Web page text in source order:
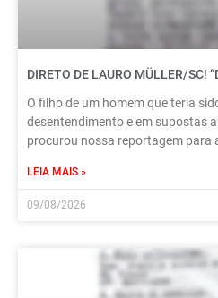
DIRETO DE LAURO MÜLLER/SC!
O filho de um homem que teria
desentendimento e em supostas
procurou nossa reportagem para
LEIA MAIS »
09/08/2026